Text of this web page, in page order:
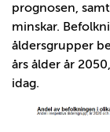
prognosen,
minskar.
åldersgrupper
års ålder år
idag.